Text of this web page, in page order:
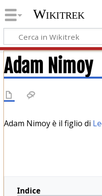
Wikitrek
Adam Nimoy
Adam Nimoy è il figlio di
Indice